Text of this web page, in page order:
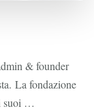
& founder
La fondazione
suoi …